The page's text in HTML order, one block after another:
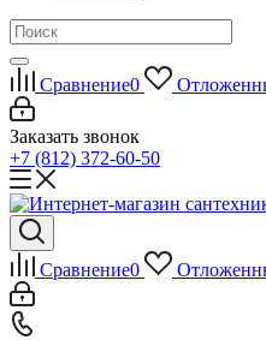
Сравнение0
Заказать звонок
+7 (812) 372-60-50
Сравнение0